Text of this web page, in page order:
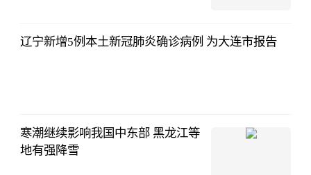
辽宁新增5例本土新冠肺炎确诊病例 为大连市报告
寒潮继续影响我国中东部 黑龙江等
地有强降雪